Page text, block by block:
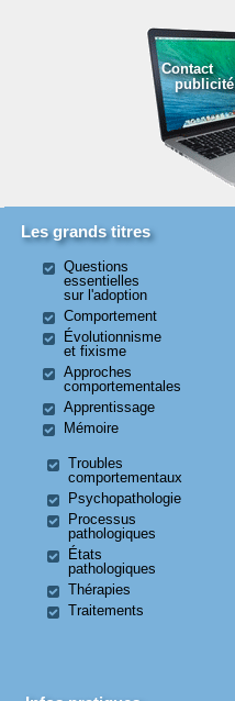
Contact
publicité
Les grands titres
Questions
essentielles
sur l'adoption
Comportement
Évolutionnisme
et fixisme
Approches
comportementales
Apprentissage
Mémoire
Troubles
comportementaux
Psychopathologie
Processus
pathologiques
États
pathologiques
Thérapies
Traitements